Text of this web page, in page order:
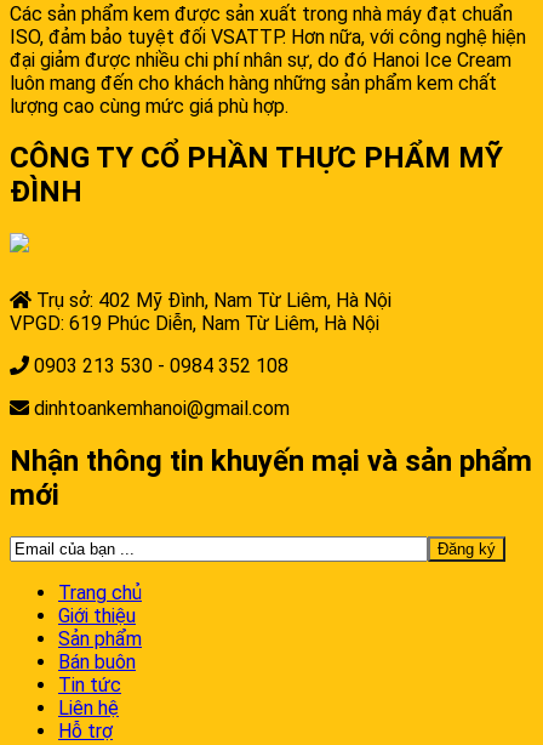
Các sản phẩm kem được sản xuất trong nhà máy đạt chuẩn
ISO, đảm bảo tuyệt đối VSATTP. Hơn nữa, với công nghệ hiện
đại giảm được nhiều chi phí nhân sự, do đó Hanoi Ice Cream
luôn mang đến cho khách hàng những sản phẩm kem chất
lượng cao cùng mức giá phù hợp.
CÔNG TY CỔ PHẦN THỰC PHẨM MỸ
ĐÌNH
Trụ sở: 402 Mỹ Đình, Nam Từ Liêm, Hà Nội
VPGD: 619 Phúc Diễn, Nam Từ Liêm, Hà Nội
0903 213 530 - 0984 352 108
dinhtoankemhanoi@gmail.com
Nhận thông tin khuyến mại và sản phẩm
mới
Trang chủ
Giới thiệu
Sản phẩm
Bán buôn
Tin tức
Liên hệ
Hỗ trợ